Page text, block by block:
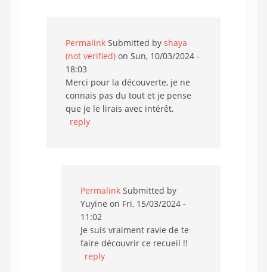
Permalink Submitted by shaya
(not verified) on Sun, 10/03/2024 -
18:03
Merci pour la découverte, je ne
connais pas du tout et je pense
que je le lirais avec intérêt.
reply
Permalink Submitted by
Yuyine on Fri, 15/03/2024 -
11:02
Je suis vraiment ravie de te
faire découvrir ce recueil !!
reply